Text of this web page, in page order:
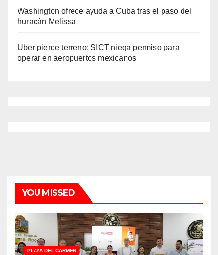
Washington ofrece ayuda a Cuba tras el paso del
huracán Melissa
Uber pierde terreno: SICT niega permiso para
operar en aeropuertos mexicanos
YOU MISSED
PLAYA DEL CARMEN